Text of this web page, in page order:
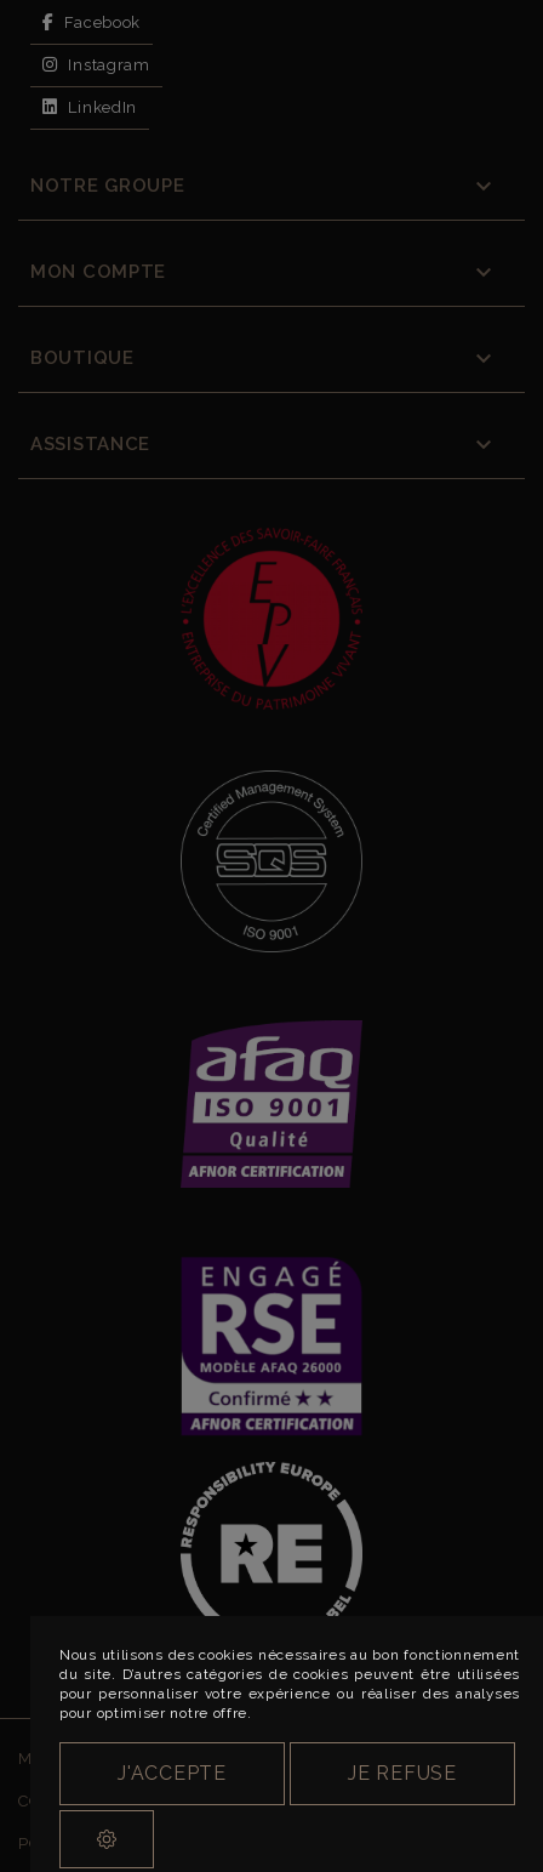
Nous utilisons des cookies nécessaires au bon fonctionnement
du site. D’autres catégories de cookies peuvent être utilisées
pour personnaliser votre expérience ou réaliser des analyses
pour optimiser notre offre.
J'ACCEPTE JE REFUSE
Facebook
Instagram
LinkedIn
NOTRE GROUPE 
MON COMPTE 
BOUTIQUE 
ASSISTANCE 
MENTIONS LÉGALES
CONDITIONS GÉNÉRALES DE VENTE
POLITIQUE DE CONFIDENTIALITÉ